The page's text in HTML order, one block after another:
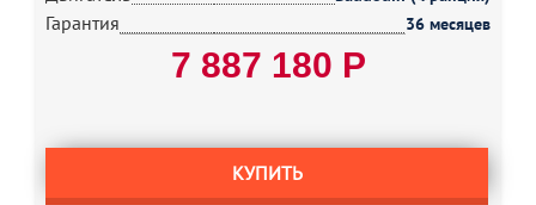
Гарантия 36 месяцев
7 887 180 Р
КУПИТЬ